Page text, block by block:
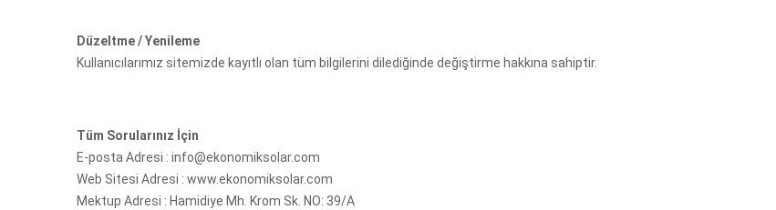
Düzeltme / Yenileme
Kullanıcılarımız sitemizde kayıtlı olan tüm bilgilerini dilediğinde değiştirme hakkına sahiptir.
Tüm Sorularınız İçin
E-posta Adresi : info@ekonomiksolar.com
Web Sitesi Adresi : www.ekonomiksolar.com
Mektup Adresi : Hamidiye Mh. Krom Sk. NO: 39/A